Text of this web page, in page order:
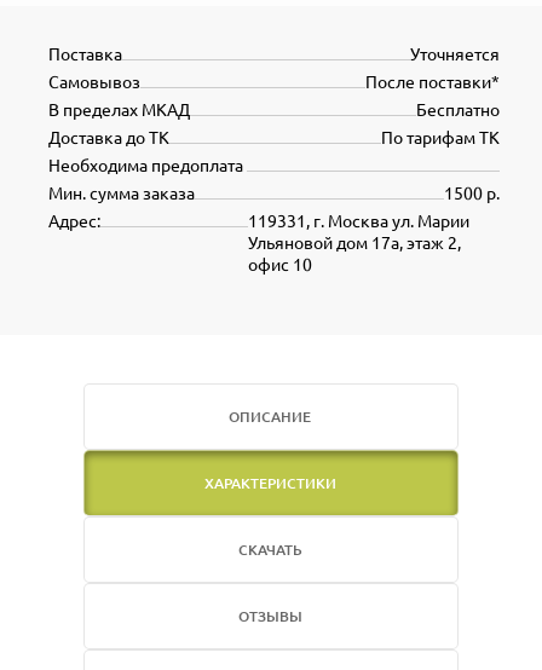
Уточняется
Поставка
После поставки*
Самовывоз
Бесплатно
В пределах МКАД
По тарифам ТК
Доставка до ТК
Необходима предоплата
1500 р.
Мин. сумма заказа
119331, г. Москва ул. Марии
Ульяновой дом 17а, этаж 2,
офис 10
Адрес:
ОПИСАНИЕ
ХАРАКТЕРИСТИКИ
СКАЧАТЬ
ОТЗЫВЫ